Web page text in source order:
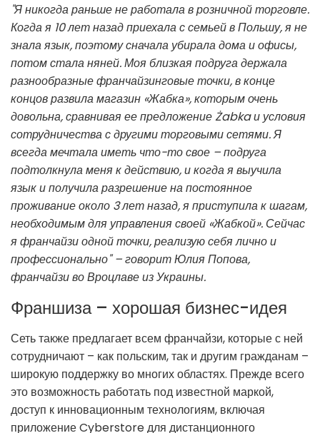
"Я никогда раньше не работала в розничной торговле.
Когда я 10 лет назад приехала с семьей в Польшу, я не
знала язык, поэтому сначала убирала дома и офисы,
потом стала няней. Моя близкая подруга держала
разнообразные франчайзинговые точки, в конце
концов развила магазин «Жабка», которым очень
довольна, сравнивая ее предложение Żabka и условия
сотрудничества с другими торговыми сетями. Я
всегда мечтала иметь что-то свое – подруга
подтолкнула меня к действию, и когда я выучила
язык и получила разрешение на постоянное
проживание около 3 лет назад, я приступила к шагам,
необходимым для управления своей «Жабкой». Сейчас
я франчайзи одной точки, реализую себя лично и
профессионально" – говорит Юлия Попова,
франчайзи во Вроцлаве из Украины.
Франшиза – хорошая бизнес-идея
Сеть также предлагает всем франчайзи, которые с ней
сотрудничают – как польским, так и другим гражданам –
широкую поддержку во многих областях. Прежде всего
это возможность работать под известной маркой,
доступ к инновационным технологиям, включая
приложение Cyberstore для дистанционного